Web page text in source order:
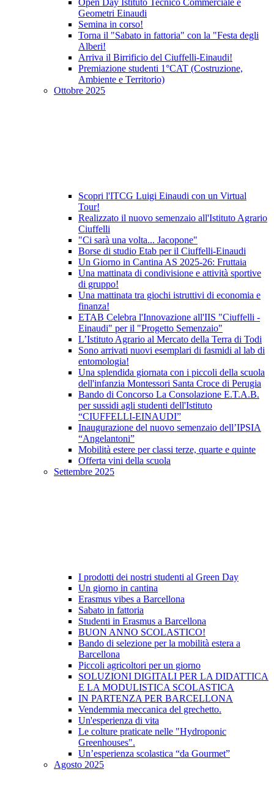
Open Day Istituto Tecnico Commerciale e
Geometri Einaudi
Semina in corso!
Torna il "Sabato in fattoria" con la "Festa degli
Alberi!
Arriva il Birrificio del Ciuffelli-Einaudi!
Premiazione studenti 1°CAT (Costruzione,
Ambiente e Territorio)
Ottobre 2025
Scopri l'ITCG Luigi Einaudi con un Virtual
Tour!
Realizzato il nuovo semenzaio all'Istituto Agrario
Ciuffelli
"Ci sarà una volta... Jacopone"
Borse di studio Etab per il Ciuffelli-Einaudi
Un Giorno in Cantina AS 2025-26: Fruttaia
Una mattinata di condivisione e attività sportive
di gruppo!
Una mattinata tra giochi istruttivi di economia e
finanza!
ETAB Celebra l'Innovazione all'IIS "Ciuffelli -
Einaudi" per il "Progetto Semenzaio"
L’Istituto Agrario al Mercato della Terra di Todi
Sono arrivati nuovi esemplari di fasmidi al lab di
entomologia!
Una splendida giornata con i piccoli della scuola
dell'infanzia Montessori Santa Croce di Perugia
Bando di Concorso La Consolazione E.T.A.B.
per sussidi agli studenti dell'Istituto
“CIUFFELLI-EINAUDI”
Inaugurazione del nuovo semenzaio dell’IPSIA
“Angelantoni”
Mobilità estere per classi terze, quarte e quinte
Offerta vini della scuola
Settembre 2025
I prodotti dei nostri studenti al Green Day
Un giorno in cantina
Erasmus vibes a Barcellona
Sabato in fattoria
Studenti in Erasmus a Barcellona
BUON ANNO SCOLASTICO!
Bando di selezione per la mobilità estera a
Barcellona
Piccoli agricoltori per un giorno
SOLUZIONI DIGITALI PER LA DIDATTICA
E LA MODULISTICA SCOLASTICA
IN PARTENZA PER BARCELLONA
Vendemmia meccanica del grechetto.
Un'esperienza di vita
Le colture praticate nelle "Hydroponic
Greenhouses".
Un’esperienza scolastica “da Gourmet”
Agosto 2025